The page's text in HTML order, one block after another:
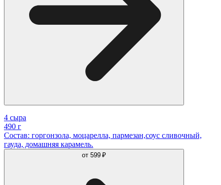
4 сыра
490 г
Состав: горгонзола, моцарелла, пармезан,соус сливочный,
гауда, домашняя карамель.
от 599 ₽